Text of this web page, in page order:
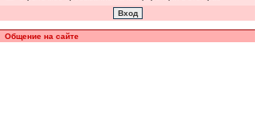
Общение на сайте